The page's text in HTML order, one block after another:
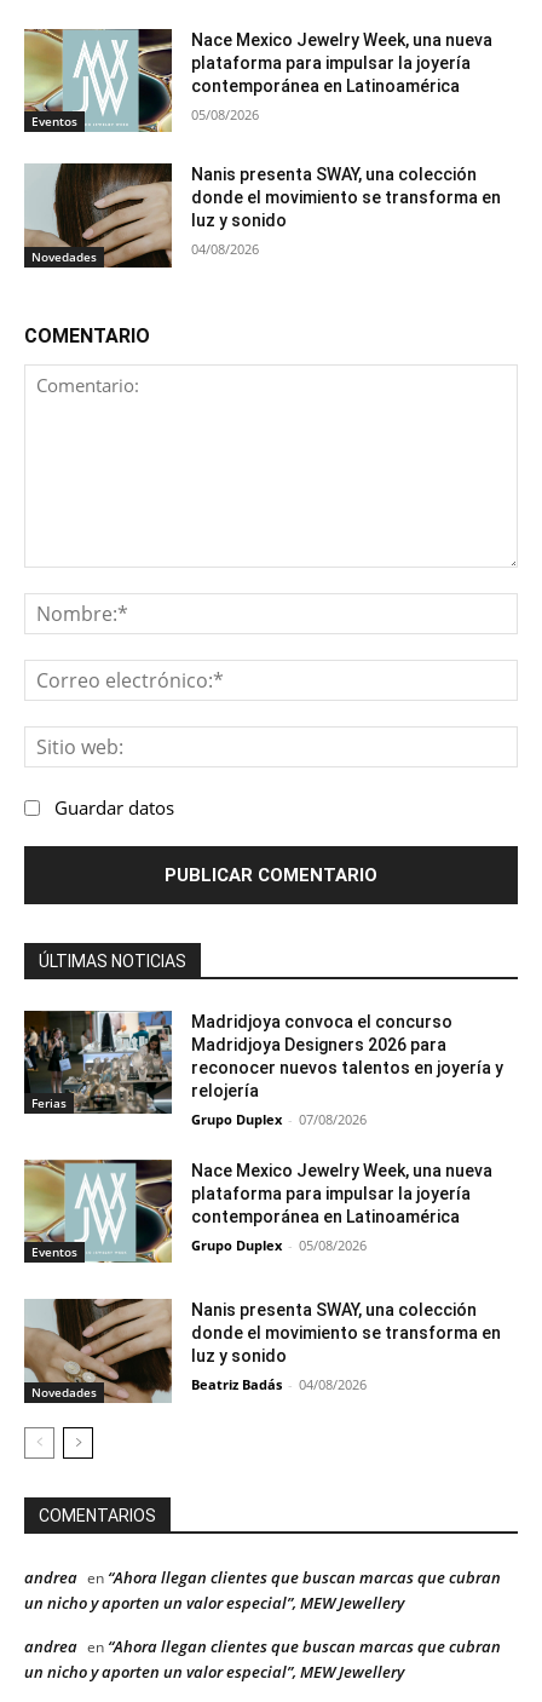
Eventos
Nace Mexico Jewelry Week, una nueva
plataforma para impulsar la joyería
contemporánea en Latinoamérica
05/08/2026
Novedades
Nanis presenta SWAY, una colección
donde el movimiento se transforma en
luz y sonido
04/08/2026
COMENTARIO
Guardar datos
ÚLTIMAS NOTICIAS
Ferias
Madridjoya convoca el concurso
Madridjoya Designers 2026 para
reconocer nuevos talentos en joyería y
relojería
Grupo Duplex - 07/08/2026
Eventos
Nace Mexico Jewelry Week, una nueva
plataforma para impulsar la joyería
contemporánea en Latinoamérica
Grupo Duplex - 05/08/2026
Novedades
Nanis presenta SWAY, una colección
donde el movimiento se transforma en
luz y sonido
Beatriz Badás - 04/08/2026
COMENTARIOS
andrea en “Ahora llegan clientes que buscan marcas que cubran
un nicho y aporten un valor especial”, MEW Jewellery
andrea en “Ahora llegan clientes que buscan marcas que cubran
un nicho y aporten un valor especial”, MEW Jewellery